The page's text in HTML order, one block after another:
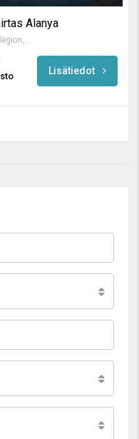
Alanya
Lisätiedot